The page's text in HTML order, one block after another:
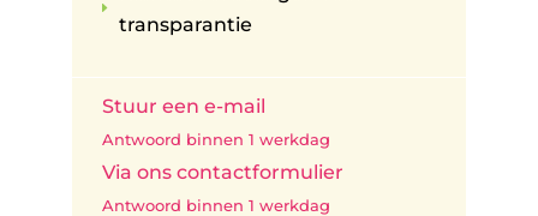
E
transparantie
Stuur een e-mail
Antwoord binnen 1 werkdag
Via ons contactformulier
Antwoord binnen 1 werkdag